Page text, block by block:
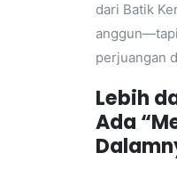
dari Batik
perjuangan
Lebih
Ada